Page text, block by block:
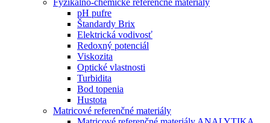
Fyzikálno-chemické referenčné materiály
pH pufre
Štandardy Brix
Elektrická vodivosť
Redoxný potenciál
Viskozita
Optické vlastnosti
Turbidita
Bod topenia
Hustota
Matricové referenčné materiály